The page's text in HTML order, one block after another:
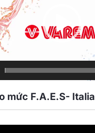
mức F.A.E.S- Italia